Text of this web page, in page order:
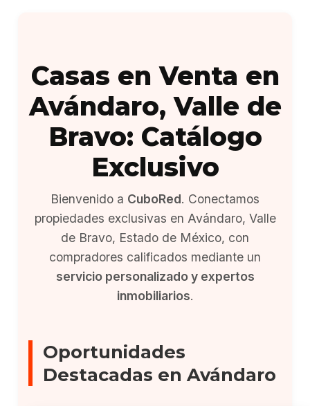
Casas en Venta en
Avándaro, Valle de
Bravo: Catálogo
Exclusivo
Bienvenido a CuboRed. Conectamos
propiedades exclusivas en Avándaro, Valle
de Bravo, Estado de México, con
compradores calificados mediante un
servicio personalizado y expertos
inmobiliarios.
Oportunidades
Destacadas en Avándaro